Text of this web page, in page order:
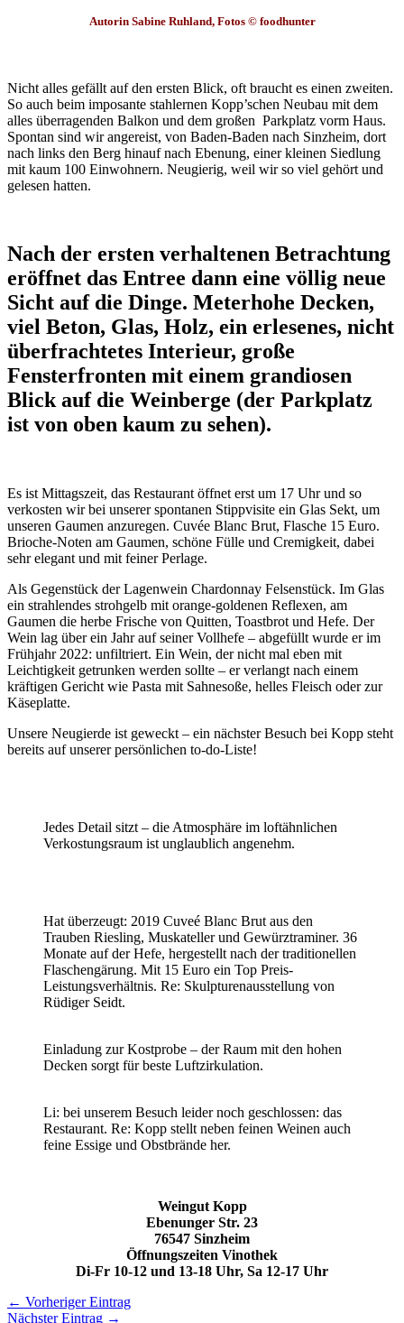
Autorin Sabine Ruhland, Fotos © foodhunter
Nicht alles gefällt auf den ersten Blick, oft braucht es einen zweiten.
So auch beim imposante stahlernen Kopp’schen Neubau mit dem
alles überragenden Balkon und dem großen Parkplatz vorm Haus.
Spontan sind wir angereist, von Baden-Baden nach Sinzheim, dort
nach links den Berg hinauf nach Ebenung, einer kleinen Siedlung
mit kaum 100 Einwohnern. Neugierig, weil wir so viel gehört und
gelesen hatten.
Nach der ersten verhaltenen Betrachtung
eröffnet das Entree dann eine völlig neue
Sicht auf die Dinge. Meterhohe Decken,
viel Beton, Glas, Holz, ein erlesenes, nicht
überfrachtetes Interieur, große
Fensterfronten mit einem grandiosen
Blick auf die Weinberge (der Parkplatz
ist von oben kaum zu sehen).
Es ist Mittagszeit, das Restaurant öffnet erst um 17 Uhr und so
verkosten wir bei unserer spontanen Stippvisite ein Glas Sekt, um
unseren Gaumen anzuregen. Cuvée Blanc Brut, Flasche 15 Euro.
Brioche-Noten am Gaumen, schöne Fülle und Cremigkeit, dabei
sehr elegant und mit feiner Perlage.
Als Gegenstück der Lagenwein Chardonnay Felsenstück. Im Glas
ein strahlendes strohgelb mit orange-goldenen Reflexen, am
Gaumen die herbe Frische von Quitten, Toastbrot und Hefe. Der
Wein lag über ein Jahr auf seiner Vollhefe – abgefüllt wurde er im
Frühjahr 2022: unfiltriert. Ein Wein, der nicht mal eben mit
Leichtigkeit getrunken werden sollte – er verlangt nach einem
kräftigen Gericht wie Pasta mit Sahnesoße, helles Fleisch oder zur
Käseplatte.
Unsere Neugierde ist geweckt – ein nächster Besuch bei Kopp steht
bereits auf unserer persönlichen to-do-Liste!
Jedes Detail sitzt – die Atmosphäre im loftähnlichen
Verkostungsraum ist unglaublich angenehm.
Hat überzeugt: 2019 Cuveé Blanc Brut aus den
Trauben Riesling, Muskateller und Gewürztraminer. 36
Monate auf der Hefe, hergestellt nach der traditionellen
Flaschengärung. Mit 15 Euro ein Top Preis-
Leistungsverhältnis. Re: Skulpturenausstellung von
Rüdiger Seidt.
Einladung zur Kostprobe – der Raum mit den hohen
Decken sorgt für beste Luftzirkulation.
Li: bei unserem Besuch leider noch geschlossen: das
Restaurant. Re: Kopp stellt neben feinen Weinen auch
feine Essige und Obstbrände her.
Weingut Kopp
Ebenunger Str. 23
76547 Sinzheim
Öffnungszeiten Vinothek
Di-Fr 10-12 und 13-18 Uhr, Sa 12-17 Uhr
← Vorheriger Eintrag
Nächster Eintrag →